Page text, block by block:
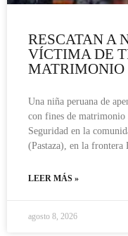
RESCATAN A
VÍCTIMA DE
MATRIMONIO
Una niña peruana de
con fines de matrimonio
Seguridad en la
(Pastaza), en la frontera
LEER MÁS »
agosto 8, 2026